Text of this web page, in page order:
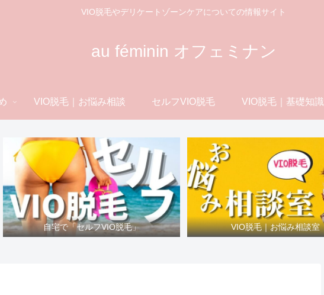
VIO脱毛やデリケートゾーンケアについての情報サイト
au féminin オフェミナン
VIO脱毛｜お悩み相談 セルフVIO脱毛 VIO脱毛｜基礎知識
自宅で「セルフVIO脱毛」 VIO脱毛｜お悩み相談室